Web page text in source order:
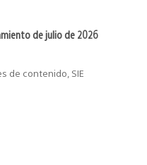
de julio de 2026
de contenido, SIE